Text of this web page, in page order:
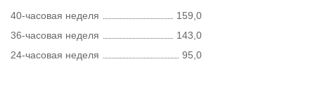
40-часовая неделя
159,0
36-часовая неделя
143,0
24-часовая неделя
95,0